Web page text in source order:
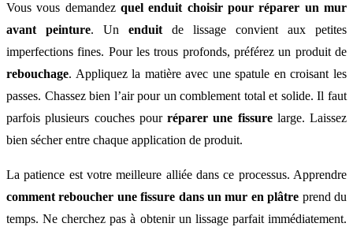
Vous vous demandez quel enduit choisir pour réparer un mur
avant peinture. Un enduit de lissage convient aux petites
imperfections fines. Pour les trous profonds, préférez un produit de
rebouchage. Appliquez la matière avec une spatule en croisant les
passes. Chassez bien l’air pour un comblement total et solide. Il faut
parfois plusieurs couches pour réparer une fissurelarge. Laissez
bien sécher entre chaque application de produit.
La patience est votre meilleure alliée dans ce processus. Apprendre
comment reboucher une fissure dans un mur en plâtre prend du
temps. Ne cherchez pas à obtenir un lissage parfait immédiatement.